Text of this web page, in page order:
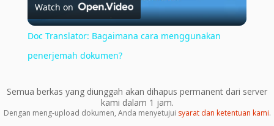
Video
Watch on
Doc Translator: Bagaimana cara menggunakan
penerjemah dokumen?
Semua berkas yang diunggah akan dihapus permanent dari server
kami dalam 1 jam.
Dengan meng-upload dokumen, Anda menyetujui syarat dan ketentuan kami.